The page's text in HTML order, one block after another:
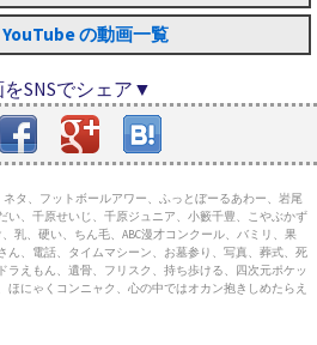
の動画一覧
SNSでシェア▼
ネタ、フットボールアワー、ふっとぼーるあわー、岩尾
い、千原せいじ、千原ジュニア、小籔千豊、こやぶかず
乳、硬い、ちん毛、ABC漫才コンクール、バミリ、果
ん、電話、タイムマシーン、お墓参り、写真、葬式、死
ラえもん、遺骨、フリスク、持ち歩ける、四次元ポケッ
ほにゃくコンニャク、心の中ではオカン抱きしめたらえ